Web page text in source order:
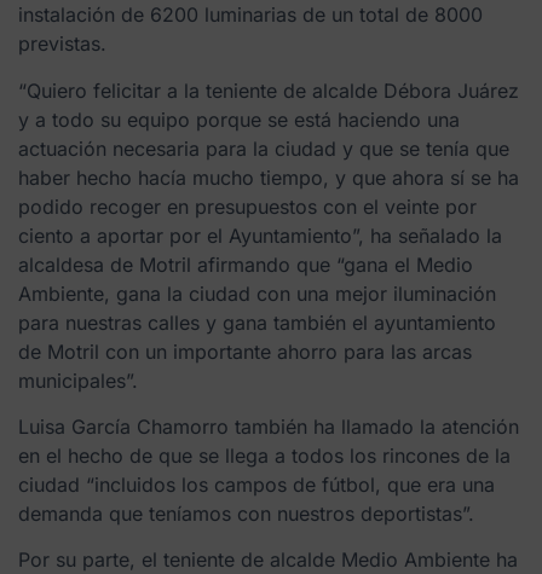
instalación de 6200 luminarias de un total de 8000
previstas.
“Quiero felicitar a la teniente de alcalde Débora Juárez
y a todo su equipo porque se está haciendo una
actuación necesaria para la ciudad y que se tenía que
haber hecho hacía mucho tiempo, y que ahora sí se ha
podido recoger en presupuestos con el veinte por
ciento a aportar por el Ayuntamiento”, ha señalado la
alcaldesa de Motril afirmando que “gana el Medio
Ambiente, gana la ciudad con una mejor iluminación
para nuestras calles y gana también el ayuntamiento
de Motril con un importante ahorro para las arcas
municipales”.
Luisa García Chamorro también ha llamado la atención
en el hecho de que se llega a todos los rincones de la
ciudad “incluidos los campos de fútbol, que era una
demanda que teníamos con nuestros deportistas”.
Por su parte, el teniente de alcalde Medio Ambiente ha